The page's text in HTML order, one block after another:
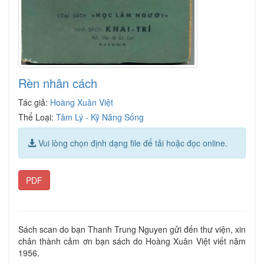
Rèn nhân cách
Tác giả: Hoàng Xuân Việt
Thể Loại: Tâm Lý - Kỹ Năng Sống
Vui lòng chọn định dạng file để tải hoặc đọc online.
PDF
Sách scan do bạn Thanh Trung Nguyen gửi đến thư viện, xin
chân thành cảm ơn bạn sách do Hoàng Xuân Việt viết năm
1956.